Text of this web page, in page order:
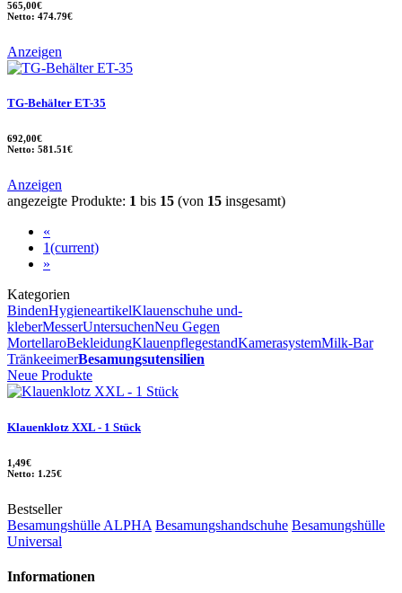
565,00€
Netto: 474.79€
Anzeigen
TG-Behälter ET-35
692,00€
Netto: 581.51€
Anzeigen
angezeigte Produkte: 1 bis 15 (von 15 insgesamt)
«
1(current)
»
Kategorien
BindenHygieneartikelKlauenschuhe und-
kleberMesserUntersuchenNeu Gegen
MortellaroBekleidungKlauenpflegestandKamerasystemMilk-Bar
TränkeeimerBesamungsutensilien
Neue Produkte
Klauenklotz XXL - 1 Stück
1,49€
Netto: 1.25€
Bestseller
Besamungshülle ALPHA Besamungshandschuhe Besamungshülle
Universal
Informationen